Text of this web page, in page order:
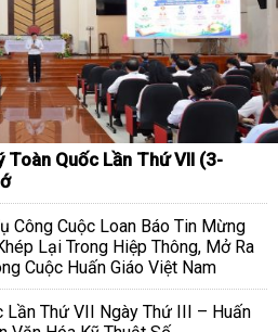
Toàn Quốc Lần Thứ VII (3-
Công Cuộc Loan Báo Tin Mừng
Lại Trong Hiệp Thông, Mở Ra
Cuộc Huấn Giáo Việt Nam
Lần Thứ VII Ngày Thứ III – Huấn